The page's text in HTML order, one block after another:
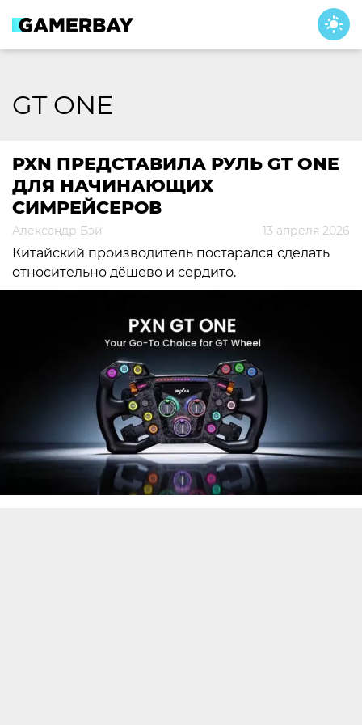
content
GT ONE
PXN ПРЕДСТАВИЛА РУЛЬ GT ONE
ДЛЯ НАЧИНАЮЩИХ
СИМРЕЙСЕРОВ
Александр Бэй 13 апреля 2026
Китайский производитель постарался сделать
относительно дёшево и сердито.